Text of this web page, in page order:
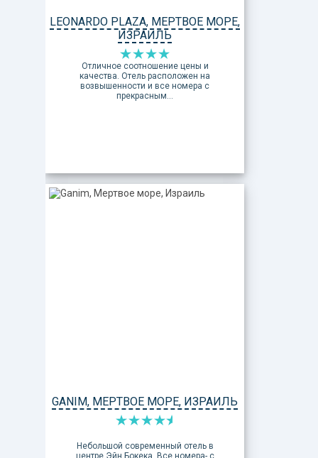
LEONARDO PLAZA, МЕРТВОЕ МОРЕ,
ИЗРАИЛЬ
Отличное соотношение цены и
качества. Отель расположен на
возвышенности и все номера с
прекрасным...
GANIM, МЕРТВОЕ МОРЕ, ИЗРАИЛЬ
Небольшой современный отель в
центре Эйн Бокека. Все номера- с